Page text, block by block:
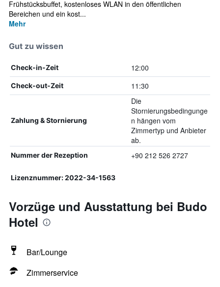
Frühstücksbuffet, kostenloses WLAN in den öffentlichen
Bereichen und ein kost...
Mehr
Gut zu wissen
Check-in-Zeit 12:00
Check-out-Zeit 11:30
Zahlung & Stornierung
Die
Stornierungsbedingunge
n hängen vom
Zimmertyp und Anbieter
ab.
Nummer der Rezeption +90 212 526 2727
Lizenznummer: 2022-34-1563
Vorzüge und Ausstattung bei Budo
Hotel
Bar/Lounge
Zimmerservice